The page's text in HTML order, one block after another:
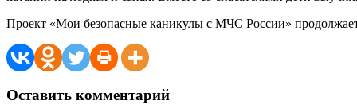
Проект «Мои безопасные каникулы с МЧС России»
Оставить комментарий